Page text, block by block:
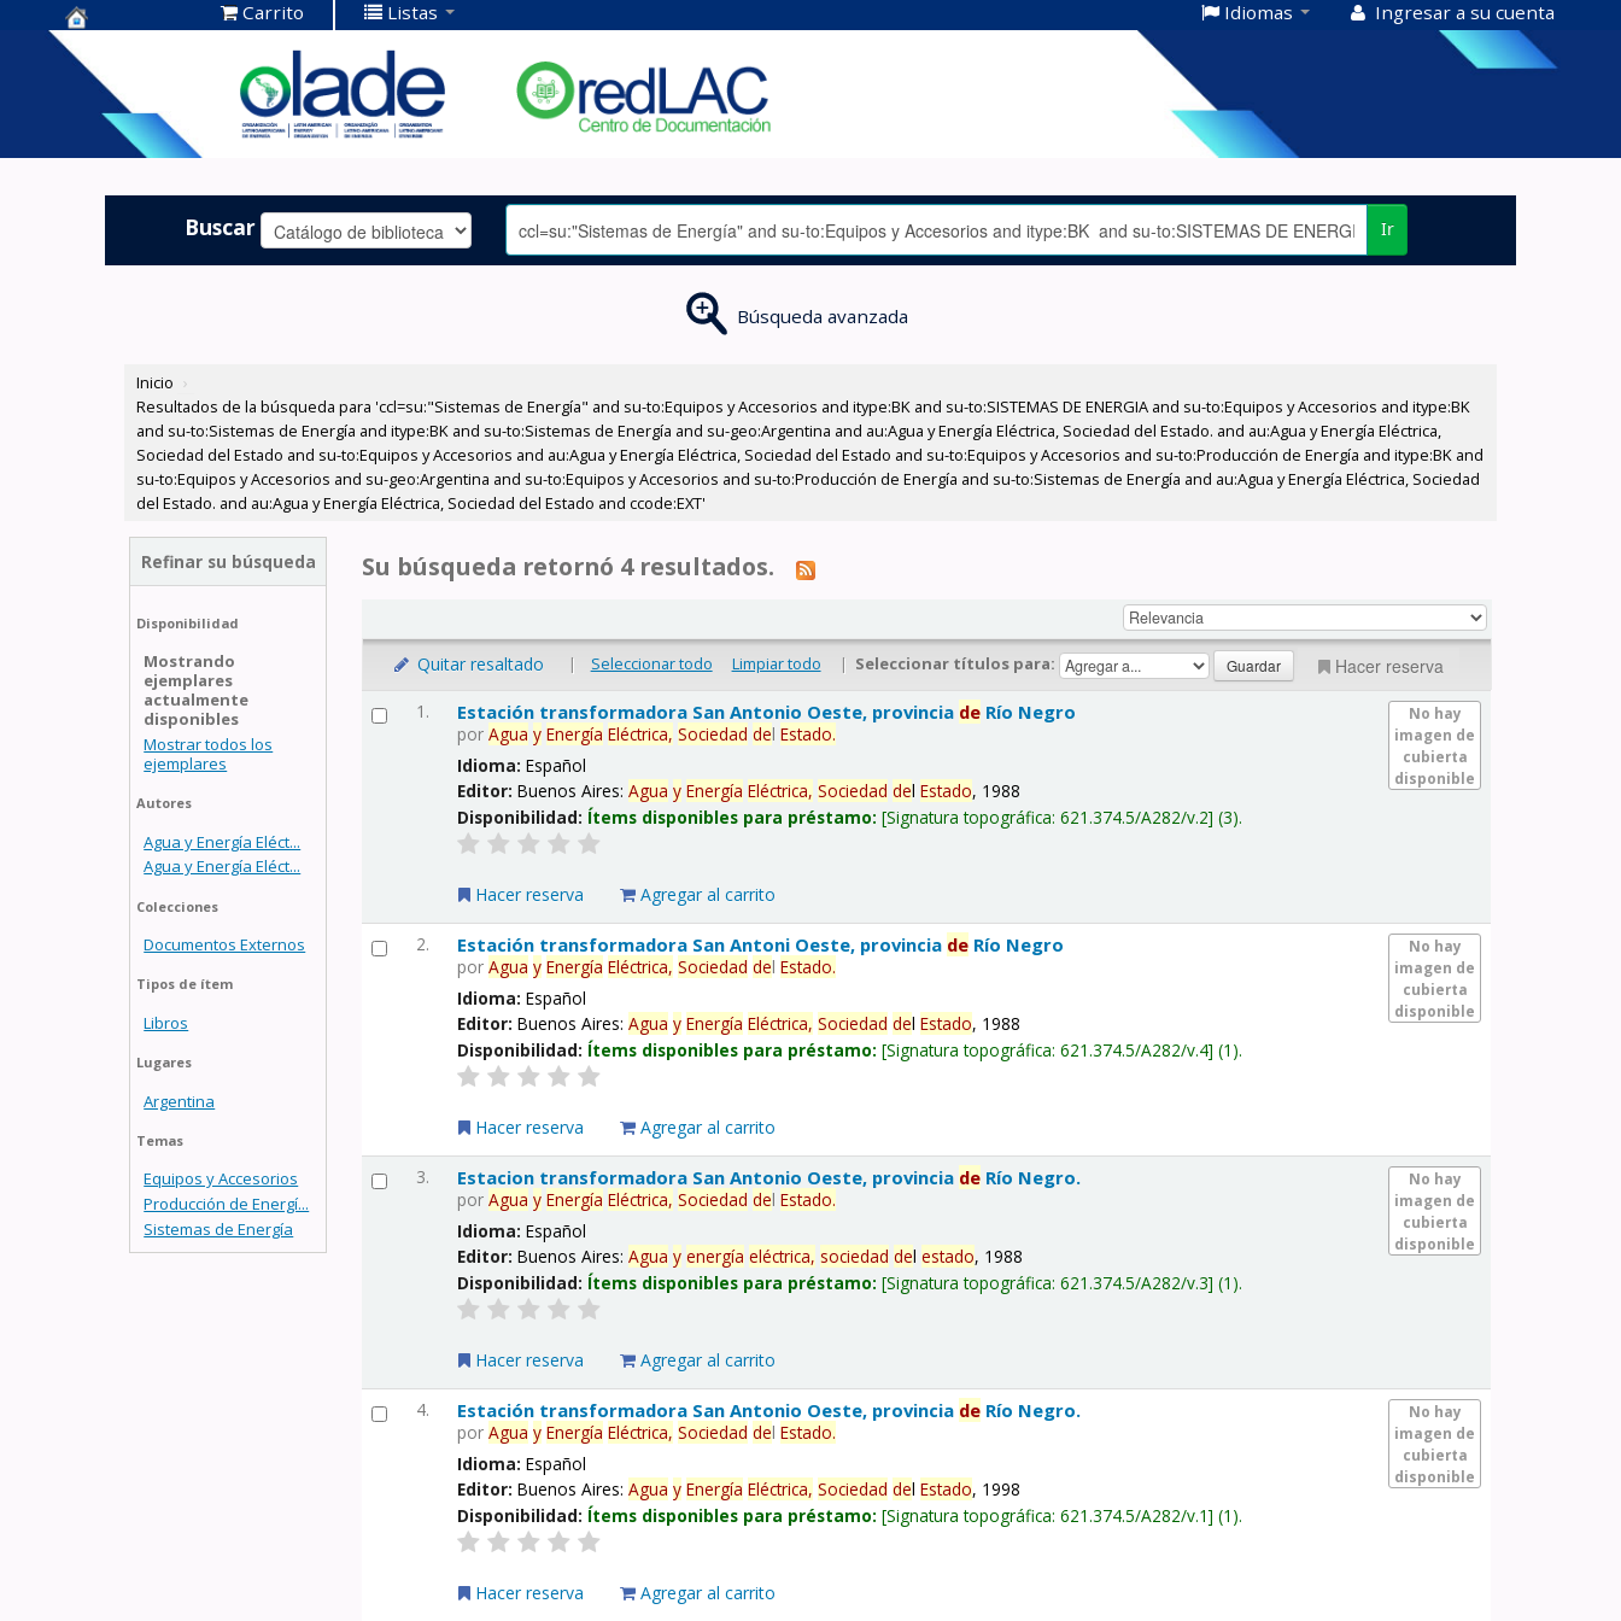
Centro de
Documentación
OLADE -
Carrito Listas Idiomas Ingresar a su cuenta
Buscar Ir
Búsqueda avanzada
Inicio ›
Resultados de la búsqueda para 'ccl=su:"Sistemas de Energía" and su-to:Equipos y Accesorios and itype:BK and su-to:SISTEMAS DE ENERGIA and su-to:Equipos y Accesorios and itype:BK
and su-to:Sistemas de Energía and itype:BK and su-to:Sistemas de Energía and su-geo:Argentina and au:Agua y Energía Eléctrica, Sociedad del Estado. and au:Agua y Energía Eléctrica,
Sociedad del Estado and su-to:Equipos y Accesorios and au:Agua y Energía Eléctrica, Sociedad del Estado and su-to:Equipos y Accesorios and su-to:Producción de Energía and itype:BK and
su-to:Equipos y Accesorios and su-geo:Argentina and su-to:Equipos y Accesorios and su-to:Producción de Energía and su-to:Sistemas de Energía and au:Agua y Energía Eléctrica, Sociedad
del Estado. and au:Agua y Energía Eléctrica, Sociedad del Estado and ccode:EXT'
Refinar su búsqueda
Disponibilidad
Mostrando
ejemplares
actualmente
disponibles
Mostrar todos los
ejemplares
Autores
Agua y Energía Eléct...
Agua y Energía Eléct...
Colecciones
Documentos Externos
Tipos de ítem
Libros
Lugares
Argentina
Temas
Equipos y Accesorios
Producción de Energí...
Sistemas de Energía
Su búsqueda retornó 4 resultados.
Quitar resaltado | Seleccionar todo Limpiar todo | Seleccionar títulos para: Hacer reserva
1.
No hay
imagen de
cubierta
disponible
Estación transformadora San Antonio Oeste, provincia de Río Negro
porAgua y Energía Eléctrica, Sociedad delEstado.
Idioma:Español
Editor:Buenos Aires:Agua y Energía Eléctrica, Sociedad delEstado, 1988
Disponibilidad: Ítems disponibles para préstamo: Signatura topográfica:621.374.5/A282/v.2 (3).
Hacer reserva Agregar al carrito
2.
No hay
imagen de
cubierta
disponible
Estación transformadora San Antoni Oeste, provincia de Río Negro
porAgua y Energía Eléctrica, Sociedad delEstado.
Idioma:Español
Editor:Buenos Aires:Agua y Energía Eléctrica, Sociedad delEstado, 1988
Disponibilidad: Ítems disponibles para préstamo: Signatura topográfica:621.374.5/A282/v.4 (1).
Hacer reserva Agregar al carrito
3.
No hay
imagen de
cubierta
disponible
Estacion transformadora San Antonio Oeste, provincia de Río Negro.
porAgua y Energía Eléctrica, Sociedad delEstado.
Idioma:Español
Editor:Buenos Aires:Agua y energía eléctrica, sociedad delestado, 1988
Disponibilidad: Ítems disponibles para préstamo: Signatura topográfica:621.374.5/A282/v.3 (1).
Hacer reserva Agregar al carrito
4.
No hay
imagen de
cubierta
disponible
Estación transformadora San Antonio Oeste, provincia de Río Negro.
porAgua y Energía Eléctrica, Sociedad delEstado.
Idioma:Español
Editor:Buenos Aires:Agua y Energía Eléctrica, Sociedad delEstado, 1998
Disponibilidad: Ítems disponibles para préstamo: Signatura topográfica:621.374.5/A282/v.1 (1).
Hacer reserva Agregar al carrito